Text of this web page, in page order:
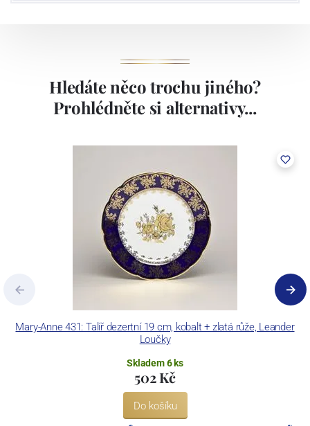
Hledáte něco trochu jiného?
Prohlédněte si alternativy...
Mary-Anne 431: Talíř dezertní 19 cm, kobalt + zlatá růže, Leander
Loučky
Skladem 6 ks
502 Kč
Do košíku